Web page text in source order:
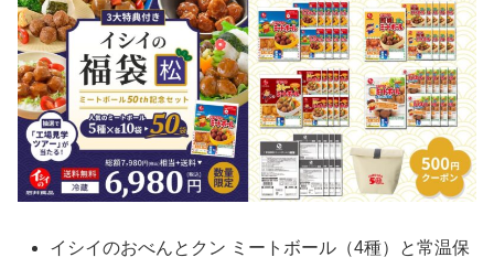
イシイのおべんとクン ミートボール（4種）と常温保